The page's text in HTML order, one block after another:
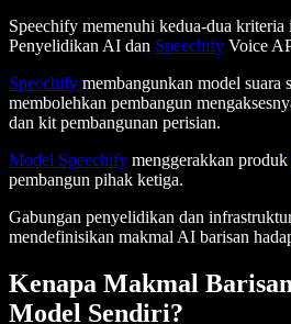
Speechify memenuhi kedua-dua
Penyelidikan AI dan Speechify Voice
Speechify membangunkan model suara
membolehkan pembangun
dan kit pembangunan perisian.
Model Speechify menggerakkan produk
pembangun pihak ketiga.
Gabungan penyelidikan dan
mendefinisikan makmal AI barisan
Kenapa Makmal
Model Sendiri?